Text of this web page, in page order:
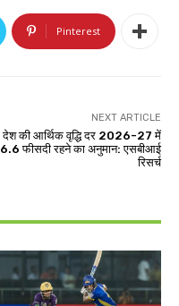
Pinterest
NEXT ARTICLE
देश की आर्थिक वृद्धि दर 2026-27 में
6.6 फीसदी रहने का अनुमान: एसबीआई
रिसर्च